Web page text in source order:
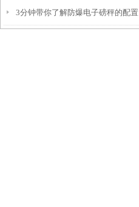
多，都有可能是哪些原因呢
3分钟带你了解防爆电子磅秤的配置